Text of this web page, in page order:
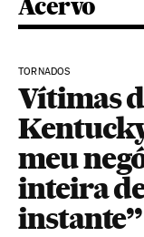
Acervo
TORNADOS
Vítimas
meu
inteira
instante”